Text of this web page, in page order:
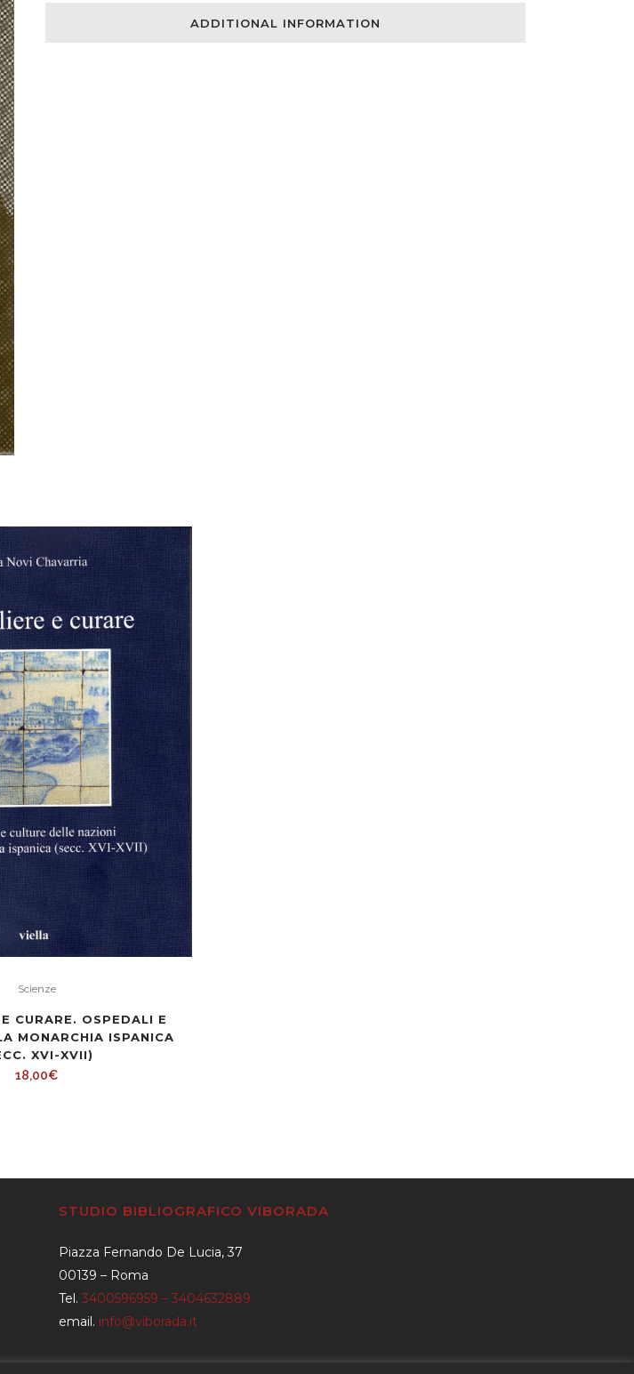
ADDITIONAL INFORMATION
Scienze
CURARE. OSPEDALI E
MONARCHIA ISPANICA
XVI-XVII)
18,00€
STUDIO BIBLIOGRAFICO VIBORADA
Piazza Fernando De Lucia, 37
00139 – Roma
Tel. 3400596959 – 3404632889
email. info@viborada.it